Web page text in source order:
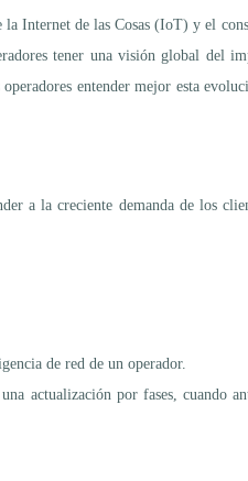
Internet de las Cosas (IoT) y el
tener una visión global del
entender mejor esta
a la creciente demanda de los
de red de un operador.
actualización por fases, cuando